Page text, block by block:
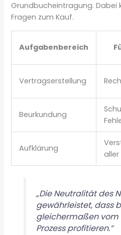
Grundbucheintragung. Dabei
Fragen zum Kauf.
Aufgabenbereich
Vertragserstellung
Beurkundung
Aufklärung
aller
„Die Neutralität des
gewährleistet, dass
gleichermaßen vom
Prozess profitieren.“